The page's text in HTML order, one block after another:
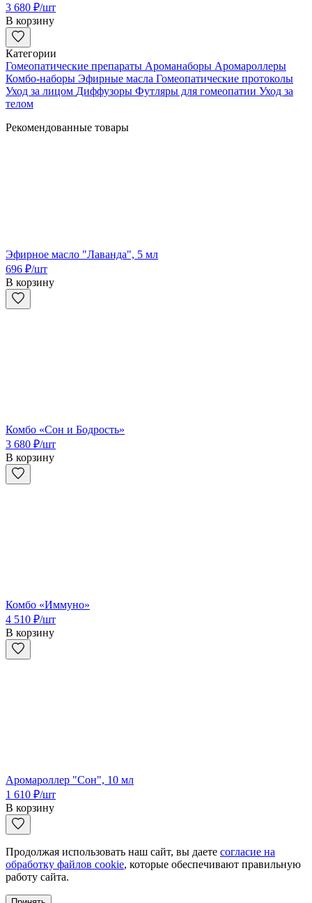
3 680 ₽/шт
В корзину
Категории
Гомеопатические препараты Ароманаборы Аромароллеры
Комбо-наборы Эфирные масла Гомеопатические протоколы
Уход за лицом Диффузоры Футляры для гомеопатии Уход за
телом
Рекомендованные товары
Эфирное масло "Лаванда", 5 мл
696 ₽/шт
В корзину
Комбо «Сон и Бодрость»
3 680 ₽/шт
В корзину
Комбо «Иммуно»
4 510 ₽/шт
В корзину
Аромароллер "Сон", 10 мл
1 610 ₽/шт
В корзину
Продолжая использовать наш сайт, вы даете согласие на
обработку файлов cookie, которые обеспечивают правильную
работу сайта.